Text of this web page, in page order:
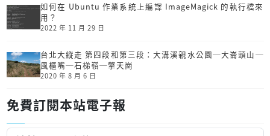
如何在 Ubuntu 作業系統上編譯 ImageMagick 的執行檔來
用？
2022 年 11 月 29 日
台北大縱走 第四段和第三段：大溝溪親水公園─大崙頭山─
風櫃嘴─石梯嶺─擎天崗
2020 年 8 月 6 日
免費訂閱本站電子報